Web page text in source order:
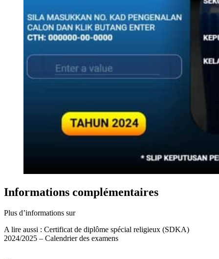
Informations complémentaires
Plus d’informations sur
A lire aussi : Certificat de diplôme spécial religieux (SDKA)
2024/2025 – Calendrier des examens